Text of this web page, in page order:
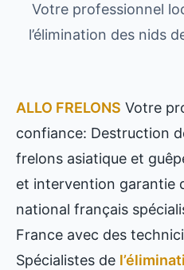
Votre professionnel
l’élimination des nids
ALLO FRELONS Votre
confiance: Destruction
frelons asiatique et
et intervention garantie
national français
France avec des
Spécialistes de